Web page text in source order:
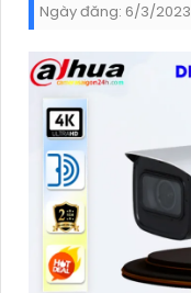
Ngày đăng: 6/3/2023